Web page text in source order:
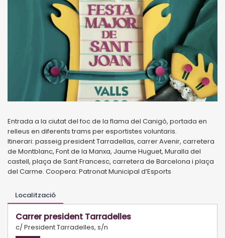
Entrada a la ciutat del foc de la flama del Canigó, portada en
relleus en diferents trams per esportistes voluntaris.
Itinerari: passeig president Tarradellas, carrer Avenir, carretera
de Montblanc, Font de la Manxa, Jaume Huguet, Muralla del
castell, plaça de Sant Francesc, carretera de Barcelona i plaça
del Carme. Coopera: Patronat Municipal d’Esports
Localització
Carrer president Tarradelles
c/ President Tarradelles, s/n